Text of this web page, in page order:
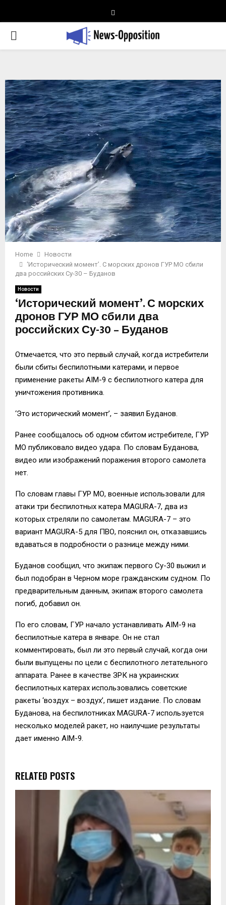
PRIMARY
Home
Новости
‘Исторический момент’. С морских дронов ГУР МО сбили
два российских Су-30 – Буданов
Новости
‘Исторический момент’. С морских
дронов ГУР МО сбили два
российских Су-30 – Буданов
Отмечается, что это первый случай, когда истребители
были сбиты беспилотными катерами, и первое
применение ракеты AIM-9 с беспилотного катера для
уничтожения противника.
‘Это исторический момент’, – заявил Буданов.
Ранее сообщалось об одном сбитом истребителе, ГУР
МО публиковало видео удара. По словам Буданова,
видео или изображений поражения второго самолета
нет.
По словам главы ГУР МО, военные использовали для
атаки три беспилотных катера MAGURA-7, два из
которых стреляли по самолетам. MAGURA-7 – это
вариант MAGURA-5 для ПВО, пояснил он, отказавшись
вдаваться в подробности о разнице между ними.
Буданов сообщил, что экипаж первого Су-30 выжил и
был подобран в Черном море гражданским судном. По
предварительным данным, экипаж второго самолета
погиб, добавил он.
По его словам, ГУР начало устанавливать AIM-9 на
беспилотные катера в январе. Он не стал
комментировать, был ли это первый случай, когда они
были выпущены по цели с беспилотного летательного
аппарата. Ранее в качестве ЗРК на украинских
беспилотных катерах использовались советские
ракеты ‘воздух – воздух’, пишет издание. По словам
Буданова, на беспилотниках MAGURA-7 используется
несколько моделей ракет, но наилучшие результаты
дает именно AIM-9.
RELATED POSTS